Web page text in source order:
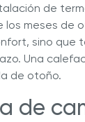
de
meses de
sino que
Una
de otoño.
de